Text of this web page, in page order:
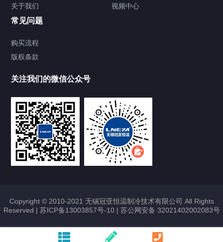
Chiller气体控温系统
AET系列气体快速温变测试机
AI系列循环风系统
AET高速光模块热流仪
关于我们
视频中心
常见问题
购买流程
版权条款
关注我们的微信公众号
Copyright © 2010-2021 无锡冠亚恒温制冷技术有限公司 All Rights
Reserved | 苏ICP备13003857号-10| 苏公网安备 32021402002083号